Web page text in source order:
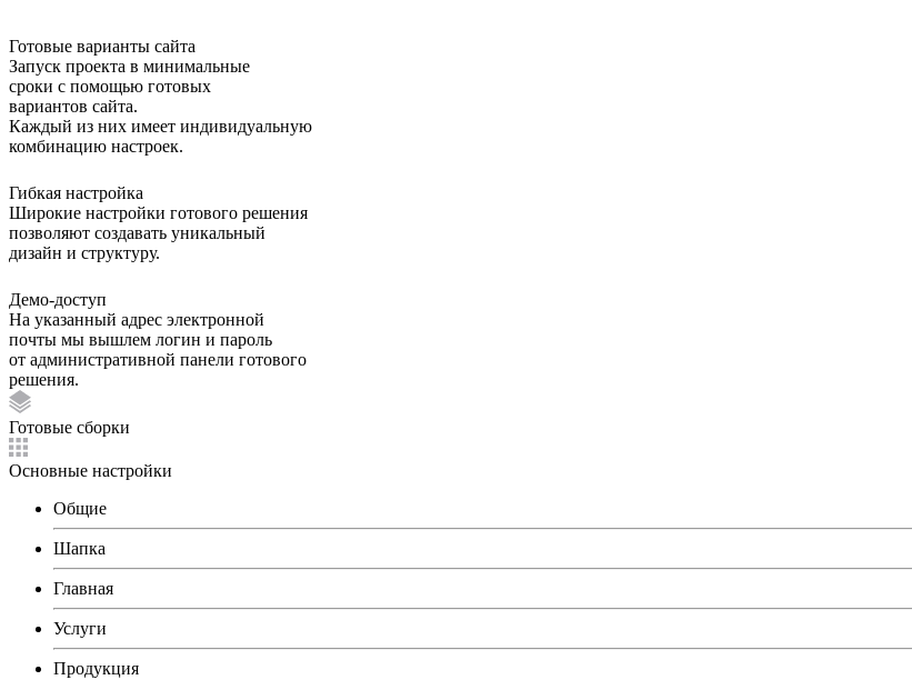
Готовые варианты сайта
Запуск проекта в минимальные
сроки с помощью готовых
вариантов сайта.
Каждый из них имеет индивидуальную
комбинацию настроек.
Гибкая настройка
Широкие настройки готового решения
позволяют создавать уникальный
дизайн и структуру.
Демо-доступ
На указанный адрес электронной
почты мы вышлем логин и пароль
от административной панели готового
решения.
Готовые сборки
Основные настройки
Общие
Шапка
Главная
Услуги
Продукция